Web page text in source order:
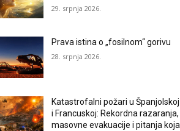
29. srpnja 2026.
Prava istina o „fosilnom“ gorivu
28. srpnja 2026.
Katastrofalni požari u Španjolskoj
i Francuskoj: Rekordna razaranja,
masovne evakuacije i pitanja koja